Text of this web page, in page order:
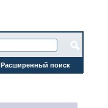
Расширенный поиск